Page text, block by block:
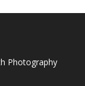
Photography